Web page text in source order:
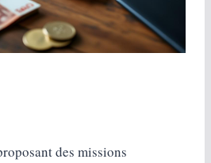
des missions